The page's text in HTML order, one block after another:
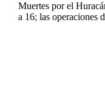
Muertes por el
a 16; las operaciones